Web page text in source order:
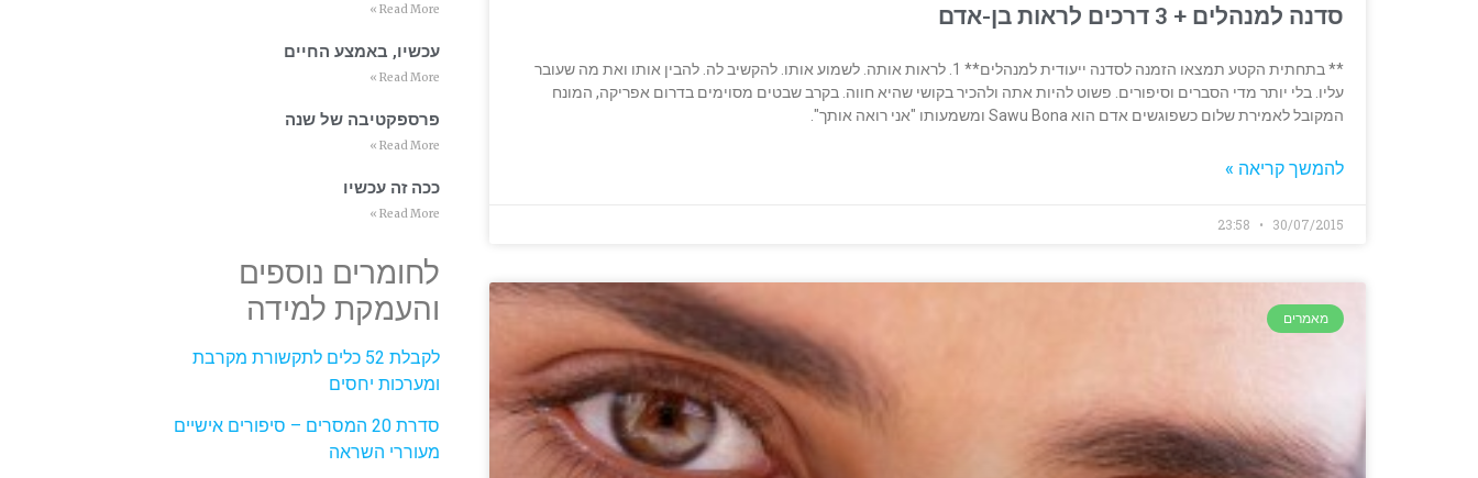
סדנה למנהלים + 3 דרכים לראות בן-אדם
** בתחתית הקטע תמצאו הזמנה לסדנה ייעודית למנהלים** 1. לראות אותה. לשמוע אותו. להקשיב לה. להבין אותו ואת מה שעובר
עליו. בלי יותר מדי הסברים וסיפורים. פשוט להיות אתה ולהכיר בקושי שהיא חווה. בקרב שבטים מסוימים בדרום אפריקה, המונח
המקובל לאמירת שלום כשפוגשים אדם הוא Sawu Bona ומשמעותו "אני רואה אותך".
להמשך קריאה »
30/07/2015
מאמרים
Read More »
עכשיו, באמצע החיים
Read More »
פרספקטיבה של שנה
Read More »
ככה זה עכשיו
Read More »
לחומרים נוספים
והעמקת למידה
לקבלת 52 כלים לתקשורת מקרבת
ומערכות יחסים
סדרת 20 המסרים – סיפורים אישיים
מעוררי השראה